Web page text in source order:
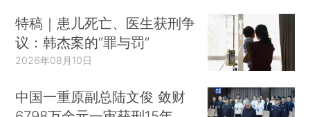
特稿｜患儿死亡、医生获刑争
议：韩杰案的“罪与罚”
2026年08月10日
中国一重原副总陆文俊 敛财